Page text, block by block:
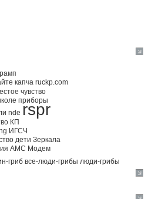
капча ruckp.com
чувство
приборы
nde rspr
КП
ИГСЧ
дети Зеркала
АМС Модем
гриб все-люди-грибы люди-грибы